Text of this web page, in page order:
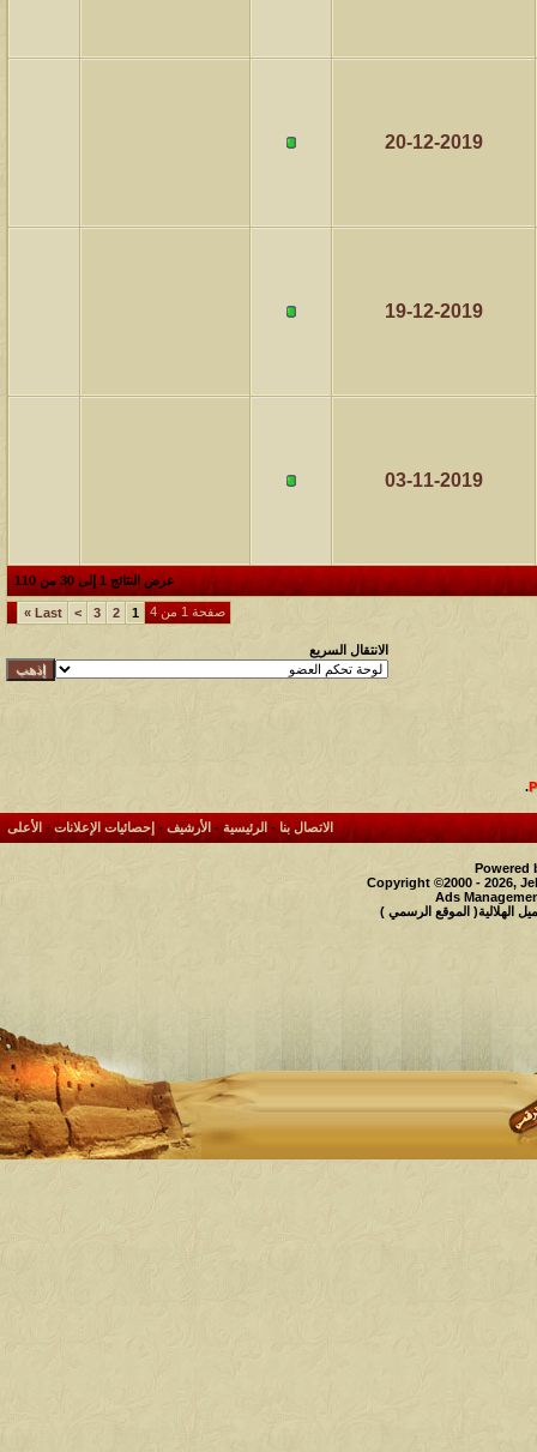
20-12-2019
19-12-2019
03-11-2019
عرض النتائج 1 إلى 30 من 110
صفحة 1 من 4 1
2
3
>
Last
»
الانتقال السريع
.
الاتصال بنا- الرئيسية-الأرشيف- إحصائيات الإعلانات- الأعلى
Powered
Copyright ©2000 - 2026,
Ads
الهلالية( الموقع الرسمي )